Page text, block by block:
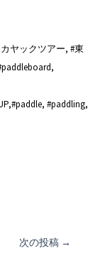
ヤックツアー, #東
#paddling,
次の投稿 →